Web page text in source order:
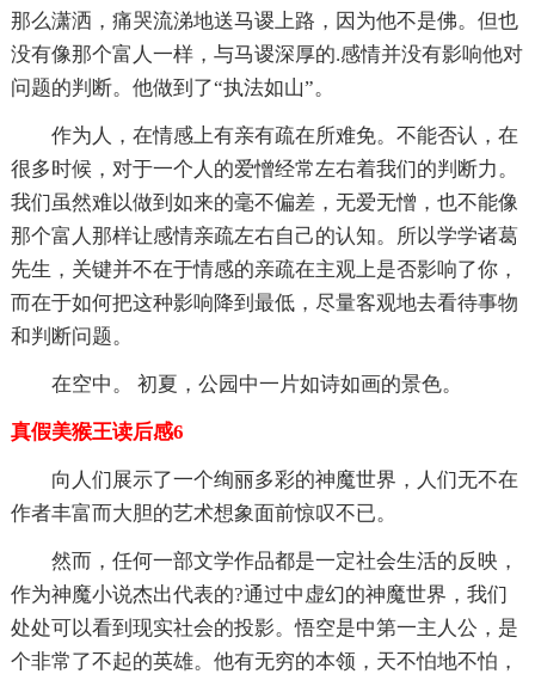
那么潇洒，痛哭流涕地送马谡上路，因为他不是佛。但也
没有像那个富人一样，与马谡深厚的.感情并没有影响他对
问题的判断。他做到了“执法如山”。
作为人，在情感上有亲有疏在所难免。不能否认，在
很多时候，对于一个人的爱憎经常左右着我们的判断力。
我们虽然难以做到如来的毫不偏差，无爱无憎，也不能像
那个富人那样让感情亲疏左右自己的认知。所以学学诸葛
先生，关键并不在于情感的亲疏在主观上是否影响了你，
而在于如何把这种影响降到最低，尽量客观地去看待事物
和判断问题。
在空中。 初夏，公园中一片如诗如画的景色。
真假美猴王读后感6
向人们展示了一个绚丽多彩的神魔世界，人们无不在
作者丰富而大胆的艺术想象面前惊叹不已。
然而，任何一部文学作品都是一定社会生活的反映，
作为神魔小说杰出代表的?通过中虚幻的神魔世界，我们
处处可以看到现实社会的投影。悟空是中第一主人公，是
个非常了不起的英雄。他有无穷的本领，天不怕地不怕，